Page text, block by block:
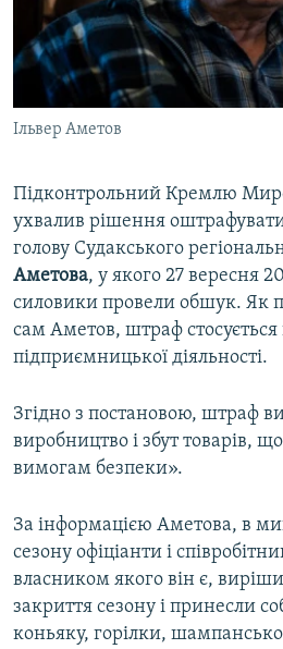
ВІДЕОУРОКИ «ELIFBE»
СВІДЧЕННЯ ОКУПАЦІЇ
УКРАЇНСЬКА ПРОБЛЕМА КРИМУ
ІНФОГРАФІКА
Русский
Qırımtatar
ДОЛУЧАЙСЯ!
Усі сайти RFE/RL
Ільвер Аметов
Підконтрольний Кремлю
ухвалив рішення
голову Судакського
Аметова, у якого 27 вересня
силовики провели обшук. Як
сам Аметов, штраф стосується
підприємницької діяльності.
Згідно з постановою, штраф
виробництво і збут товарів,
вимогам безпеки».
За інформацією Аметова, в
сезону офіціанти і
власником якого він є,
закриття сезону і принесли
коньяку, горілки,